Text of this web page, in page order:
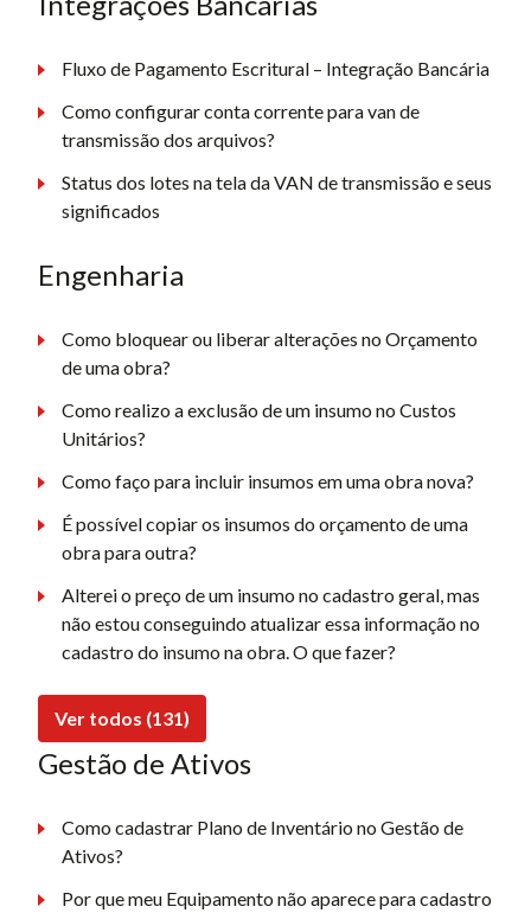
Fluxo de Pagamento Escritural – Integração Bancária
Como configurar conta corrente para van de
transmissão dos arquivos?
Status dos lotes na tela da VAN de transmissão e seus
significados
Engenharia
Como bloquear ou liberar alterações no Orçamento
de uma obra?
Como realizo a exclusão de um insumo no Custos
Unitários?
Como faço para incluir insumos em uma obra nova?
É possível copiar os insumos do orçamento de uma
obra para outra?
Alterei o preço de um insumo no cadastro geral, mas
não estou conseguindo atualizar essa informação no
cadastro do insumo na obra. O que fazer?
Ver todos (131)
Gestão de Ativos
Como cadastrar Plano de Inventário no Gestão de
Ativos?
Por que meu Equipamento não aparece para cadastro